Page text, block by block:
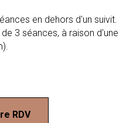
en dehors d'un suivit.
3 séances, à raison d'une
RDV